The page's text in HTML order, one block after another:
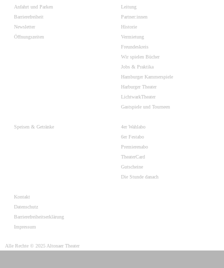
Anfahrt und Parken
Barrierefreiheit
Newsletter
Öffnungszeiten
Leitung
Partner:innen
Historie
Vermietung
Freundeskreis
Wir spielen Bücher
Jobs & Praktika
Hamburger Kammerspiele
Harburger Theater
LichtwarkTheater
Gastspiele und Tourneen
Speisen & Getränke
4er Wahlabo
6er Festabo
Premierenabo
TheaterCard
Gutscheine
Die Stunde danach
Kontakt
Datenschutz
Barrierefreiheitserklärung
Impressum
Alle Rechte © 2025 Altonaer Theater